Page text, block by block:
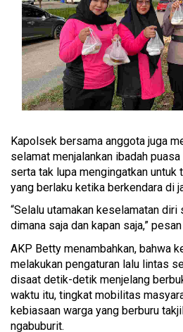
Kapolsek bersama anggota juga
selamat menjalankan ibadah
serta tak lupa mengingatkan untuk
yang berlaku ketika berkendara di
“Selalu utamakan keselamatan diri
dimana saja dan kapan saja,”
AKP Betty menambahkan, bahwa
melakukan pengaturan lalu lintas
disaat detik-detik menjelang
waktu itu, tingkat mobilitas
kebiasaan warga yang berburu
ngabuburit.